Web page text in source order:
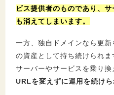
ビス提供者のものであり、
も消えてしまいます。
一方、独自ドメインなら更
の資産として持ち続けられま
サーバーやサービスを乗り
URLを変えずに運用を続けら